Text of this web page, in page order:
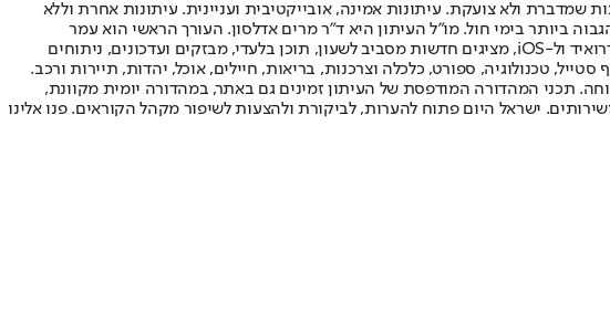
שמדברת ולא צועקת. עיתונות אמינה, אובייקטיבית ועניינית. עיתונות אחרת וללא
לעיתון הישראלי בעל שיעור החשיפה הגבוה ביותר בימי חול. מו"ל העיתון היא ד"ר מרים אדלסון. העורך הראשי הוא עמר
לחמנוביץ, והעורך המייסד הוא עמוס רגב. אתרי האינטרנט של "ישראל היום" בעברית ובאנגלית, כמו כן היישומונים (אפליקציות) לאנדרואיד ול-iOS, מציגים חדשות מסביב לשעון, תוכן בלעדי, מבזקים ועדכונים, ניתוחים
טכנולוגיה, ספורט, כלכלה וצרכנות, בריאות, חיילים, אוכל, יהדות, תיירות ורכב.
תכני המהדורה המודפסת של העיתון זמינים גם באתר, במהדורה יומית מקוונת,
ישראל היום פתוח להערות, לביקורת ולהצעות לשיפור מקהל הקוראים. פנו אלינו